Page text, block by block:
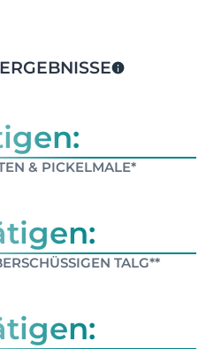
& PICKELMALE*
TALG**